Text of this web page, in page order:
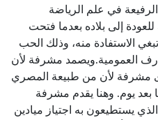
في علم الرياضة
إلى بلاده بعدما فتحت
تبغي الاستفادة منه، وذلك الحب
العمومية.ويصمد مشرفة لأن
مشرفة لأن من طبيعة المصري
بعد يوم. وهنا يقدم مشرفة
يستطيعون به اجتياز ميادين